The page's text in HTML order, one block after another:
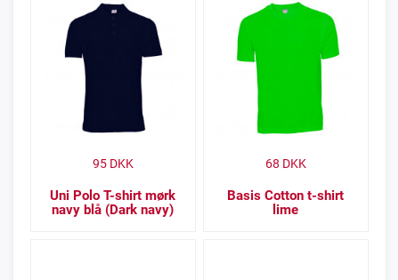
Uni Polo T-shirt mørk
navy blå (Dark navy)
95DKK
Basis Cotton t-shirt
lime
68 DKK